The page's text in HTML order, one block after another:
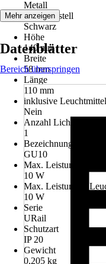
Metall
Farbe Gestell
Schwarz
Höhe
140 mm
Breite
58 mm
Länge
110 mm
inklusive Leuchtmittel
Nein
Anzahl Lichtquellen
1
Bezeichnung Fassung
GU10
Max. Leistung
10 W
Max. Leistung je
10 W
Serie
URail
Schutzart
IP 20
Gewicht
0,205 kg
Mehr anzeigen
Datenblätter
Bereich überspringen